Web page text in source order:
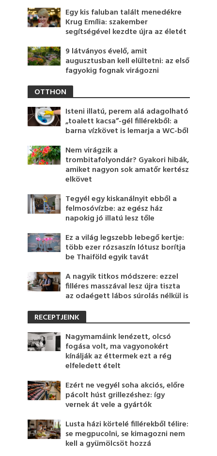
Egy kis faluban talált menedékre
Krug Emília: szakember
segítségével kezdte újra az életét
9 látványos évelő, amit
augusztusban kell elültetni: az első
fagyokig fognak virágozni
OTTHON
Isteni illatú, perem alá adagolható
„toalett kacsa”-gél fillérekből: a
barna vízkövet is lemarja a WC-ből
Nem virágzik a
trombitafolyondár? Gyakori hibák,
amiket nagyon sok amatőr kertész
elkövet
Tegyél egy kiskanálnyit ebből a
felmosóvízbe: az egész ház
napokig jó illatú lesz tőle
Ez a világ legszebb lebegő kertje:
több ezer rózsaszín lótusz borítja
be Thaiföld egyik tavát
A nagyik titkos módszere: ezzel
filléres masszával lesz újra tiszta
az odaégett lábos súrolás nélkül is
RECEPTJEINK
Nagymamáink lenézett, olcsó
fogása volt, ma vagyonokért
kínálják az éttermek ezt a rég
elfeledett ételt
Ezért ne vegyél soha akciós, előre
pácolt húst grillezéshez: így
vernek át vele a gyártók
Lusta házi körtelé fillérekből télire:
se megpucolni, se kimagozni nem
kell a gyümölcsöt hozzá